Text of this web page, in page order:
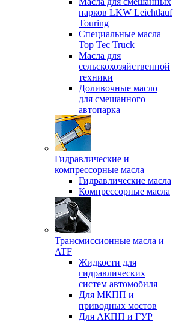
парков LKW Leichtlauf
Touring
Специальные масла
Top Tec Truck
Масла для
сельскохозяйственной
техники
Доливочные масло
для смешанного
автопарка
Гидравлические и
компрессорные масла
Гидравлические масла
Компрессорные масла
Трансмиссионные масла и
ATF
Жидкости для
гидравлических
систем автомобиля
Для МКПП и
приводных мостов
Для АКПП и ГУР